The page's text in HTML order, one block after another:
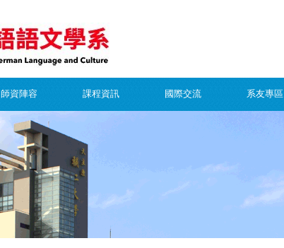
師資陣容 課程資訊 國際交流 系友專區